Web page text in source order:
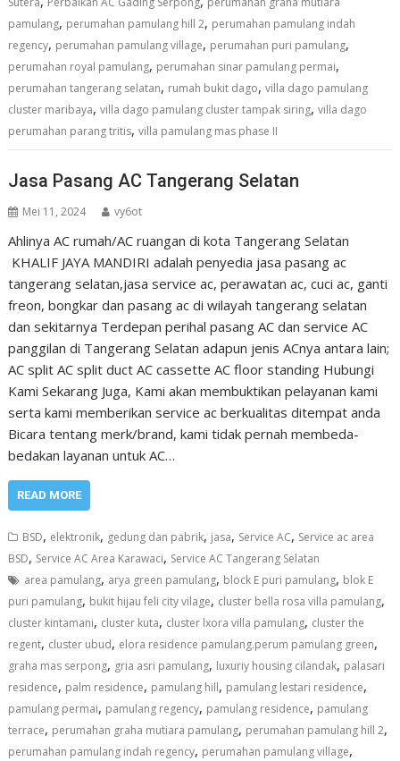
pamulang, perumahan pamulang hill 2, perumahan pamulang indah
regency, perumahan pamulang village, perumahan puri pamulang,
perumahan royal pamulang, perumahan sinar pamulang permai,
perumahan tangerang selatan, rumah bukit dago,villa dago pamulang
cluster maribaya,villa dago pamulang cluster tampak siring,villa dago
perumahan parang tritis,villa pamulang mas phase II
Jasa Pasang AC Tangerang Selatan
Mei 11, 2024 vy6ot
Ahlinya AC rumah/AC ruangan di kota Tangerang Selatan
KHALIF JAYA MANDIRI adalah penyedia jasa pasang ac
tangerang selatan,jasa service ac, perawatan ac, cuci ac, ganti
freon, bongkar dan pasang ac di wilayah tangerang selatan
dan sekitarnya Terdepan perihal pasang AC dan service AC
panggilan di Tangerang Selatan adapun jenis ACnya antara lain;
AC split AC split duct AC cassette AC floor standing Hubungi
Kami Sekarang Juga, Kami akan membuktikan pelayanan kami
serta kami memberikan service ac berkualitas ditempat anda
Bicara tentang merk/brand, kami tidak pernah membeda-
bedakan layanan untuk AC…
READ MORE
BSD, elektronik, gedung dan pabrik, jasa, Service AC, Service ac area
BSD, Service AC Area Karawaci, Service AC Tangerang Selatan
area pamulang, arya green pamulang, block E puri pamulang, blok E
puri pamulang, bukit hijau feli city vilage, cluster bella rosa villa pamulang,
cluster kintamani, cluster kuta, cluster lxora villa pamulang, cluster the
regent, cluster ubud, elora residence pamulang.perum pamulang green,
graha mas serpong, gria asri pamulang, luxuriy housing cilandak, palasari
residence, palm residence, pamulang hill, pamulang lestari residence,
pamulang permai, pamulang regency, pamulang residence, pamulang
terrace, perumahan graha mutiara pamulang, perumahan pamulang hill 2,
perumahan pamulang indah regency, perumahan pamulang village,